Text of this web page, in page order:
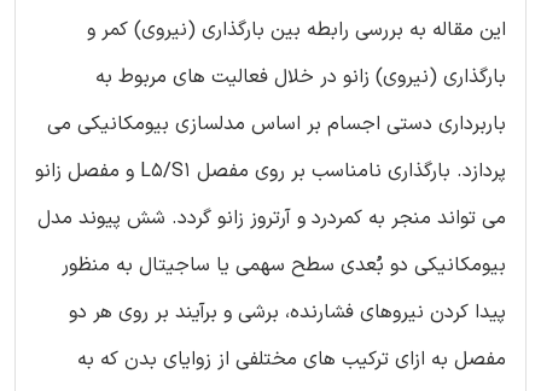
این مقاله به بررسی رابطه بین بارگذاری (نیروی) کمر و
بارگذاری (نیروی) زانو در خلال فعالیت های مربوط به
باربرداری دستی اجسام بر اساس مدلسازی بیومکانیکی می
پردازد. بارگذاری نامناسب بر روی مفصل L5/S1 و مفصل زانو
می تواند منجر به کمردرد و آرتروز زانو گردد. شش پیوند مدل
بیومکانیکی دو بُعدی سطح سهمی یا ساجیتال به منظور
پیدا کردن نیروهای فشارنده، برشی و برآیند بر روی هر دو
مفصل به ازای ترکیب های مختلفی از زوایای بدن که به